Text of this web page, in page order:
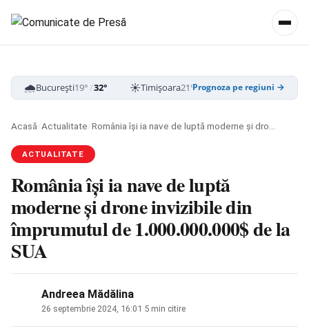
🌧️București19°/32° ☀️Timișoara21°/33° ☁️Cluj-Napoca
Prognoza pe regiuni →
Acasă/Actualitate/
ACTUALITATE
România își ia nave de luptă
moderne și drone invizibile din
împrumutul de 1.000.000.000$ de la
SUA
Andreea Mădălina
26 septembrie 2024, 16:01 5 min citire